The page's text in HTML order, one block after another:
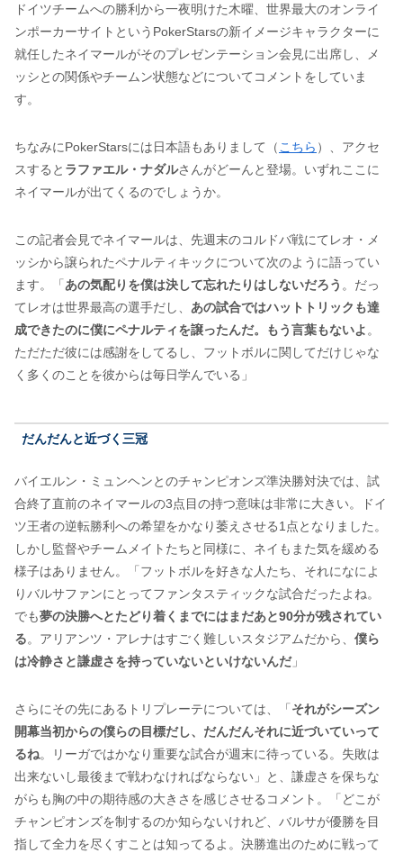
ドイツチームへの勝利から一夜明けた木曜、世界最大のオンライ
ンポーカーサイトというPokerStarsの新イメージキャラクターに
就任したネイマールがそのプレゼンテーション会見に出席し、メ
ッシとの関係やチームン状態などについてコメントをしていま
す。
ちなみにPokerStarsには日本語もありまして（ こちら ）、アクセ
スすると ラファエル・ナダルさんがどーんと登場。いずれここに
ネイマールが出てくるのでしょうか。
この記者会見でネイマールは、先週末のコルドバ戦にてレオ・メ
ッシから譲られたペナルティキックについて次のように語ってい
ます。「 あの気配りを僕は決して忘れたりはしないだろう 。だっ
てレオは世界最高の選手だし、 あの試合ではハットトリックも達
成できたのに僕にペナルティを譲ったんだ。もう言葉もないよ 。
ただただ彼には感謝をしてるし、フットボルに関してだけじゃな
く多くのことを彼からは毎日学んでいる」
だんだんと近づく三冠
バイエルン・ミュンヘンとのチャンピオンズ準決勝対決では、試
合終了直前のネイマールの3点目の持つ意味は非常に大きい。ドイ
ツ王者の逆転勝利への希望をかなり萎えさせる1点となりました。
しかし監督やチームメイトたちと同様に、ネイもまた気を緩める
様子はありません。「フットボルを好きな人たち、それになによ
りバルサファンにとってファンタスティックな試合だったよね。
でも夢の決勝へとたどり着くまでにはまだあと90分が残されてい
る。アリアンツ・アレナはすごく難しいスタジアムだから、 僕ら
は冷静さと謙虚さを持っていないといけないんだ」
さらにその先にあるトリプレーテについては、「 それがシーズン
開幕当初からの僕らの目標だし、だんだんそれに近づいていって
るね。リーガではかなり重要な試合が週末に待っている。失敗は
出来ないし最後まで戦わなければならない」と、謙虚さを保ちな
がらも胸の中の期待感の大きさを感じさせるコメント。「どこが
チャンピオンズを制するのか知らないけれど、バルサが優勝を目
指して全力を尽くすことは知ってるよ。決勝進出のために戦って